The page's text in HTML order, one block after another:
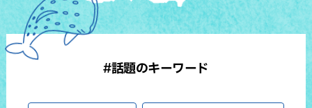
#話題のキーワード